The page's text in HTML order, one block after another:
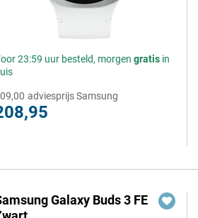
23:59 uur besteld, morgen gratis in
adviesprijs Samsung
Galaxy Buds 3 FE